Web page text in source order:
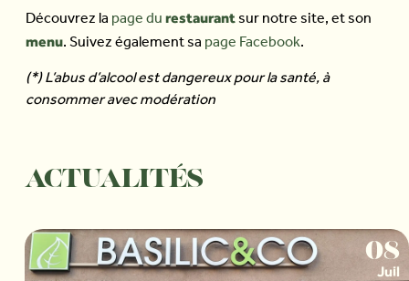
Découvrez la page du restaurantsur notre site, et son
menu. Suivez également sa page Facebook.
(*) L’abus d’alcool est dangereux pour la santé, à
consommer avec modération
ACTUALITÉS
08
Juil